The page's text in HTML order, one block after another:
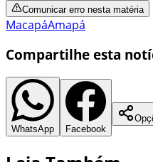
Comunicar erro nesta matéria
MacapáAmapá
Compartilhe esta
WhatsApp Facebook